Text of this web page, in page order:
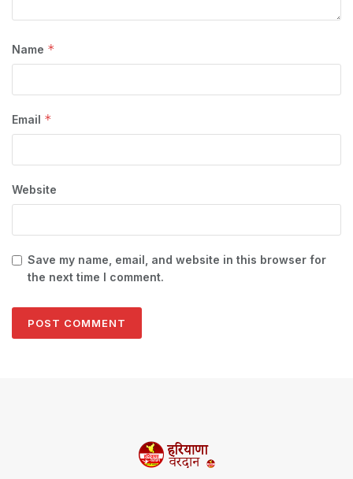
Name *
Email *
Website
Save my name, email, and website in this browser for
the next time I comment.